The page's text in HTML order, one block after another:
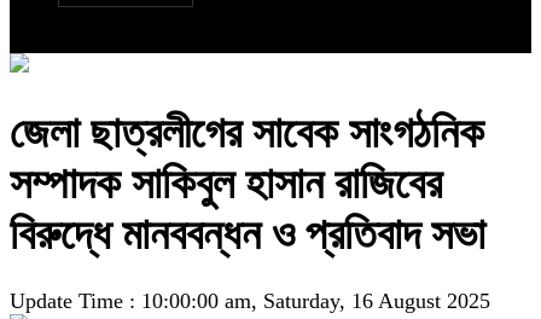
জেলা ছাত্রলীগের সাবেক সাংগঠনিক
সম্পাদক সাকিবুল হাসান রাজিবের
বিরুদ্ধে মানববন্ধন ও প্রতিবাদ সভা
Update Time : 10:00:00 am, Saturday, 16 August 2025